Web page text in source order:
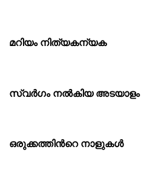
മറിയം നിത്യകന്യക
സ്വർഗം നൽകിയ അടയാളം
ഒരുക്കത്തിൻറെ നാളുകൾ